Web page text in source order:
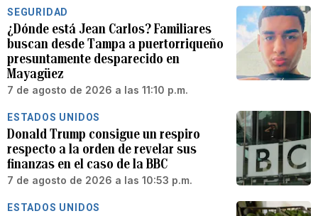
SEGURIDAD
¿Dónde está Jean Carlos? Familiares
buscan desde Tampa a puertorriqueño
presuntamente desparecido en
Mayagüez
7 de agosto de 2026 a las 11:10 p.m.
ESTADOS UNIDOS
Donald Trump consigue un respiro
respecto a la orden de revelar sus
finanzas en el caso de la BBC
7 de agosto de 2026 a las 10:53 p.m.
ESTADOS UNIDOS